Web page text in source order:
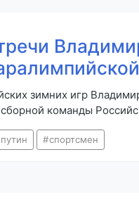
зимних игр
команды
путин спортсмен